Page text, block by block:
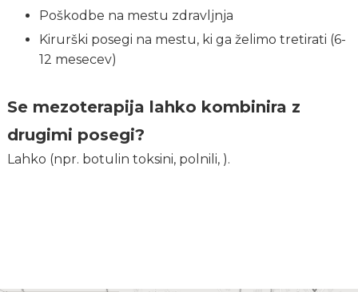
Poškodbe na mestu zdravljnja
Kirurški posegi na mestu, ki ga želimo tretirati (6-
12 mesecev)
Se mezoterapija lahko kombinira z
drugimi posegi?
Lahko (npr. botulin toksini, polnili, ).